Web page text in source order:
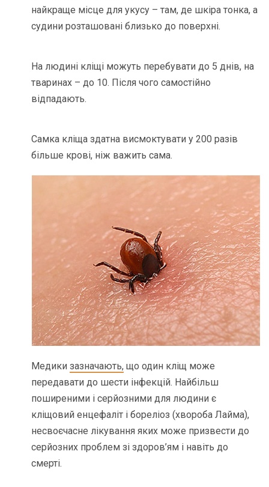
найкраще місце для укусу – там, де шкіра тонка, а
судини розташовані близько до поверхні.
На людині кліщі можуть перебувати до 5 днів, на
тваринах – до 10. Після чого самостійно
відпадають.
Самка кліща здатна висмоктувати у 200 разів
більше крові, ніж важить сама.
Медикизазначають, що один кліщ може
передавати до шести інфекцій. Найбільш
поширеними і серйозними для людини є
кліщовий енцефаліт і бореліоз (хвороба Лайма),
несвоєчасне лікування яких може призвести до
серйозних проблем зі здоров’ям і навіть до
смерті.